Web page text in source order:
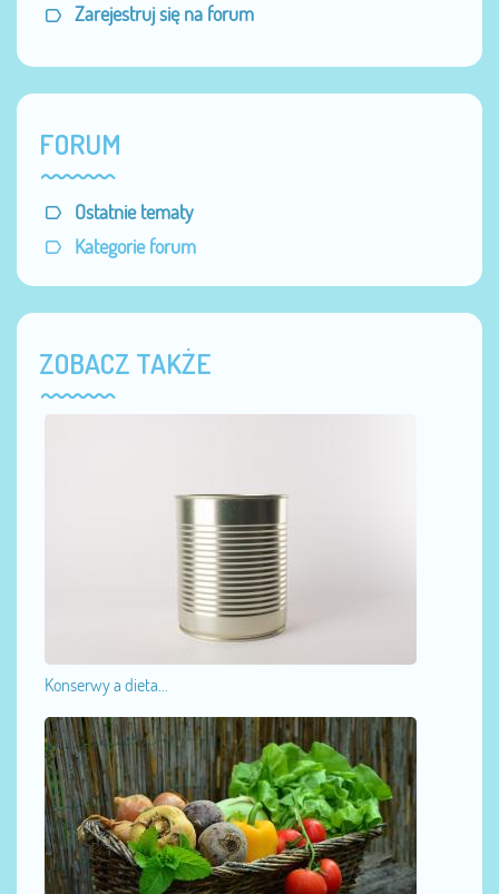
Zarejestruj się na forum
FORUM
Ostatnie tematy
Kategorie forum
ZOBACZ TAKŻE
Konserwy a dieta...